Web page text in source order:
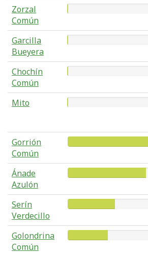
Zorzal
Común
Garcilla
Bueyera
Chochín
Común
Mito
Gorrión
Común
Ánade
Azulón
Serín
Verdecillo
Golondrina
Común